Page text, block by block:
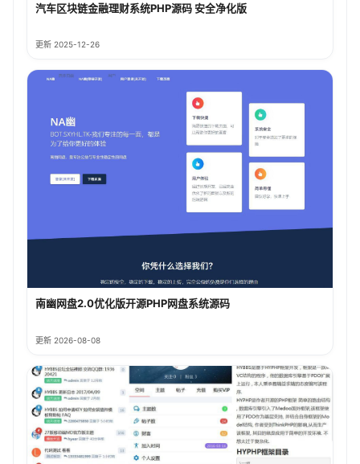
汽车区块链金融理财系统PHP源码 安全净化版
更新 2025-12-26
南幽网盘2.0优化版开源PHP网盘系统源码
更新 2026-08-08